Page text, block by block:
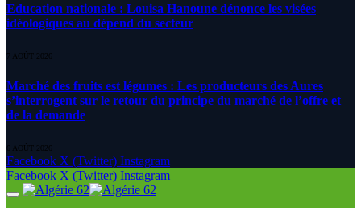
Education nationale : Louisa Hanoune dénonce les visées
idéologiques au dépend du secteur
7 AOÛT 2026
Marché des fruits est légumes : Les producteurs des Aures
s’interrogent sur le retour du principe du marché de l’offre et
de la demande
6 AOÛT 2026
Facebook X (Twitter) Instagram
Facebook X (Twitter) Instagram